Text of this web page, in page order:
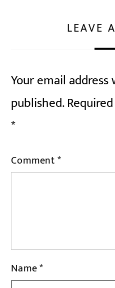
LEAVE
Your email
published.
*
Comment*
Name*